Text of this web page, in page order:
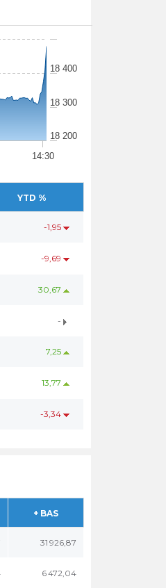
14:30
18 200
18 300
18 400
YTD %
-1,95
-9,69
30,67
-
7,25
13,77
-3,34
+ BAS
31 926,87
6 472,04